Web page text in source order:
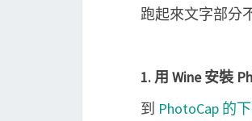
跑起來文字部分
1. 用 Wine 安裝
到 PhotoCap 的